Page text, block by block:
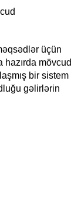
üçün
hazırda mövcud
bir sistem
gəlirlərin